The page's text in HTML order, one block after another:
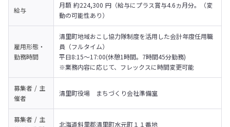
給与
月額 約224,300 円（給与にプラス賞与4.6ヵ月分。（変
動の可能性あり）
雇用形態・
勤務時間
清里町地域おこし協力隊制度を活用した会計年度任用職
員（フルタイム）
平日8:15〜17:00(休憩1時間。7時間45分勤務)
※業務内容に応じて、フレックスに時間変更可能
募集者 / 主
催者
清里町役場　まちづくり会社準備室
募集者 / 主
北海道斜里郡清里町水元町１１番地